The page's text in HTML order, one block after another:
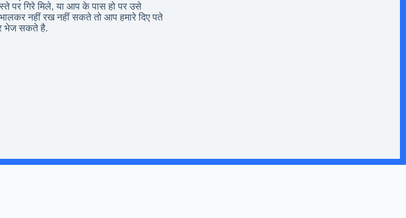
पर गिरे मिले, या आप के पास हो पर उसे
नहीं रख नहीं सकते तो आप हमारे दिए पते
भेज सकते है.